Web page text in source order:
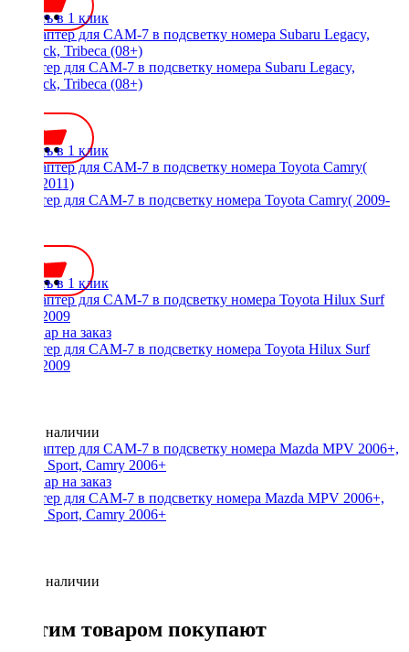
Купить в 1 клик
Адаптер для CAM-7 в подсветку номера Subaru Legacy,
Outback, Tribeca (08+)
Купить в 1 клик
Адаптер для CAM-7 в подсветку номера Toyota Camry( 2009-
Купить в 1 клик
Адаптер для CAM-7 в подсветку номера Toyota Hilux Surf
2002-2009
Нет в наличии
Адаптер для CAM-7 в подсветку номера Mazda MPV 2006+,
Pajero Sport, Camry 2006+
Нет в наличии
С этим товаром покупают